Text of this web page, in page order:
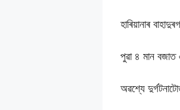
হাৰিয়ানাৰ
পুৱা ৪ মান বজাত
অৱশ্যে